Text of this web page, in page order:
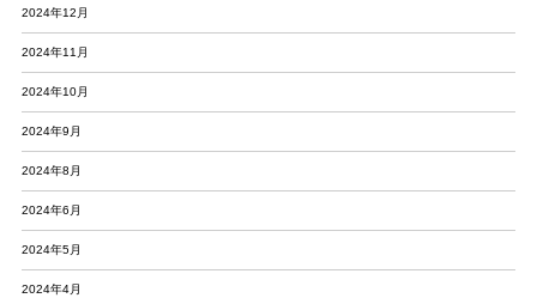
2024年12月
2024年11月
2024年10月
2024年9月
2024年8月
2024年6月
2024年5月
2024年4月